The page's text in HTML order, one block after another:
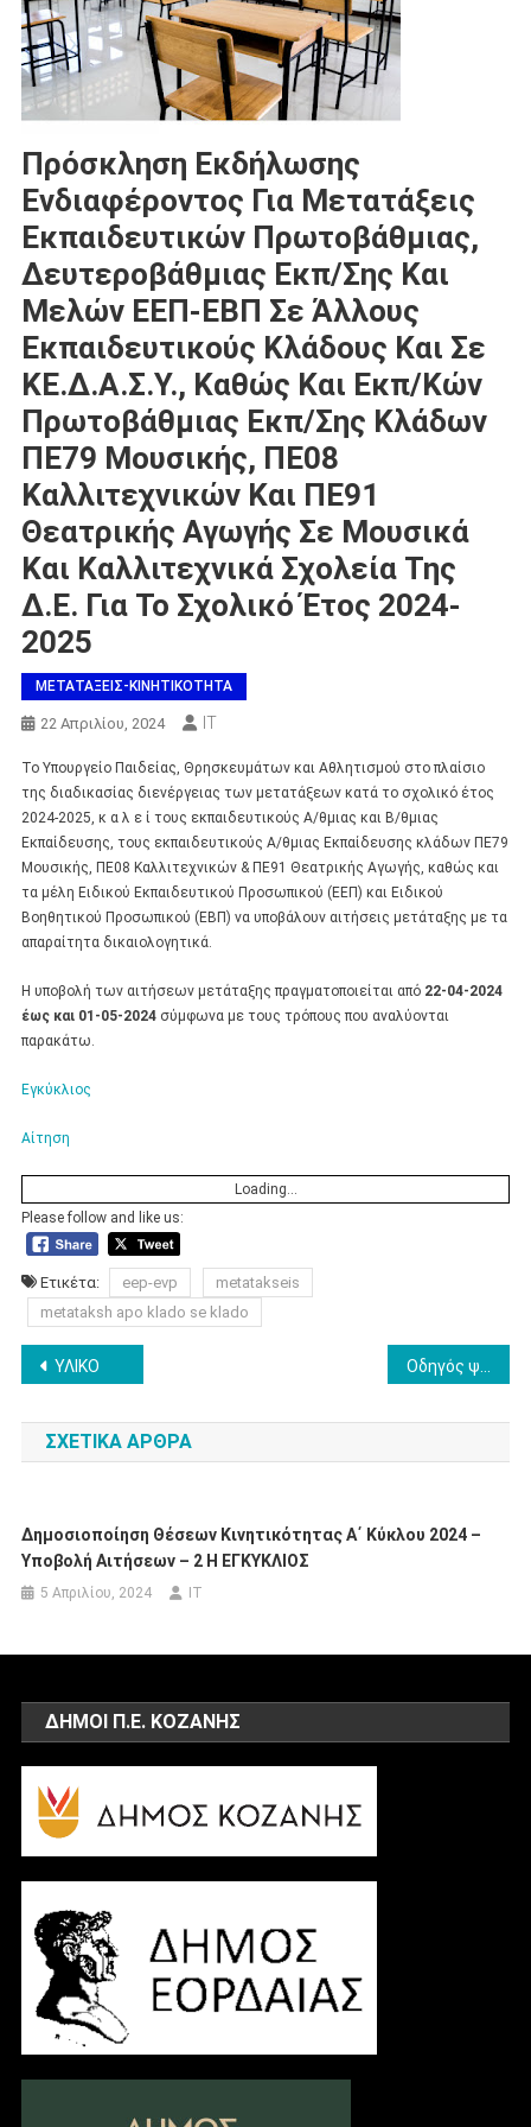
Πρόσκληση Εκδήλωσης
Ενδιαφέροντος Για Μετατάξεις
Εκπαιδευτικών Πρωτοβάθμιας,
Δευτεροβάθμιας Εκπ/σης Και
Μελών ΕΕΠ-ΕΒΠ Σε Άλλους
Εκπαιδευτικούς Κλάδους Και Σε
ΚΕ.Δ.Α.Σ.Υ., Καθώς Και Εκπ/κών
Πρωτοβάθμιας Εκπ/σης Κλάδων
ΠΕ79 Μουσικής, ΠΕ08
Καλλιτεχνικών Και ΠΕ91
Θεατρικής Αγωγής Σε Μουσικά
Και Καλλιτεχνικά Σχολεία Της
Δ.Ε. Για Το Σχολικό Έτος 2024-
2025
ΜΕΤΑΤΑΞΕΙΣ-ΚΙΝΗΤΙΚΟΤΗΤΑ
22 Απριλίου, 2024 IT
Το Υπουργείο Παιδείας, Θρησκευμάτων και Αθλητισμού στο πλαίσιο
της διαδικασίας διενέργειας των μετατάξεων κατά το σχολικό έτος
2024-2025, κ α λ ε ί τους εκπαιδευτικούς Α/θμιας και Β/θμιας
Εκπαίδευσης, τους εκπαιδευτικούς Α/θμιας Εκπαίδευσης κλάδων ΠΕ79
Μουσικής, ΠΕ08 Καλλιτεχνικών & ΠΕ91 Θεατρικής Αγωγής, καθώς και
τα μέλη Ειδικού Εκπαιδευτικού Προσωπικού (ΕΕΠ) και Ειδικού
Βοηθητικού Προσωπικού (ΕΒΠ) να υποβάλουν αιτήσεις μετάταξης με τα
απαραίτητα δικαιολογητικά.
Η υποβολή των αιτήσεων μετάταξης πραγματοποιείται από 22-04-2024
έως και 01-05-2024σύμφωνα με τους τρόπους που αναλύονται
παρακάτω.
Εγκύκλιος
Αίτηση
Loading...
Please follow and like us:
Ετικέτα: eep-evp
metatakseis
metataksh apo klado se klado
Πλοήγηση
άρθρων
ΥΛΙΚΟ Οδηγός ψηφιακής Υπογραφής
ΣΧΕΤΙΚΆ ΆΡΘΡΑ
Δημοσιοποίηση Θέσεων Κινητικότητας Α΄ Κύκλου 2024 –
Υποβολή Αιτήσεων – 2 Η ΕΓΚΥΚΛΙΟΣ
5 Απριλίου, 2024 IT
ΔΗΜΟΙ Π.Ε. ΚΟΖΑΝΗΣ